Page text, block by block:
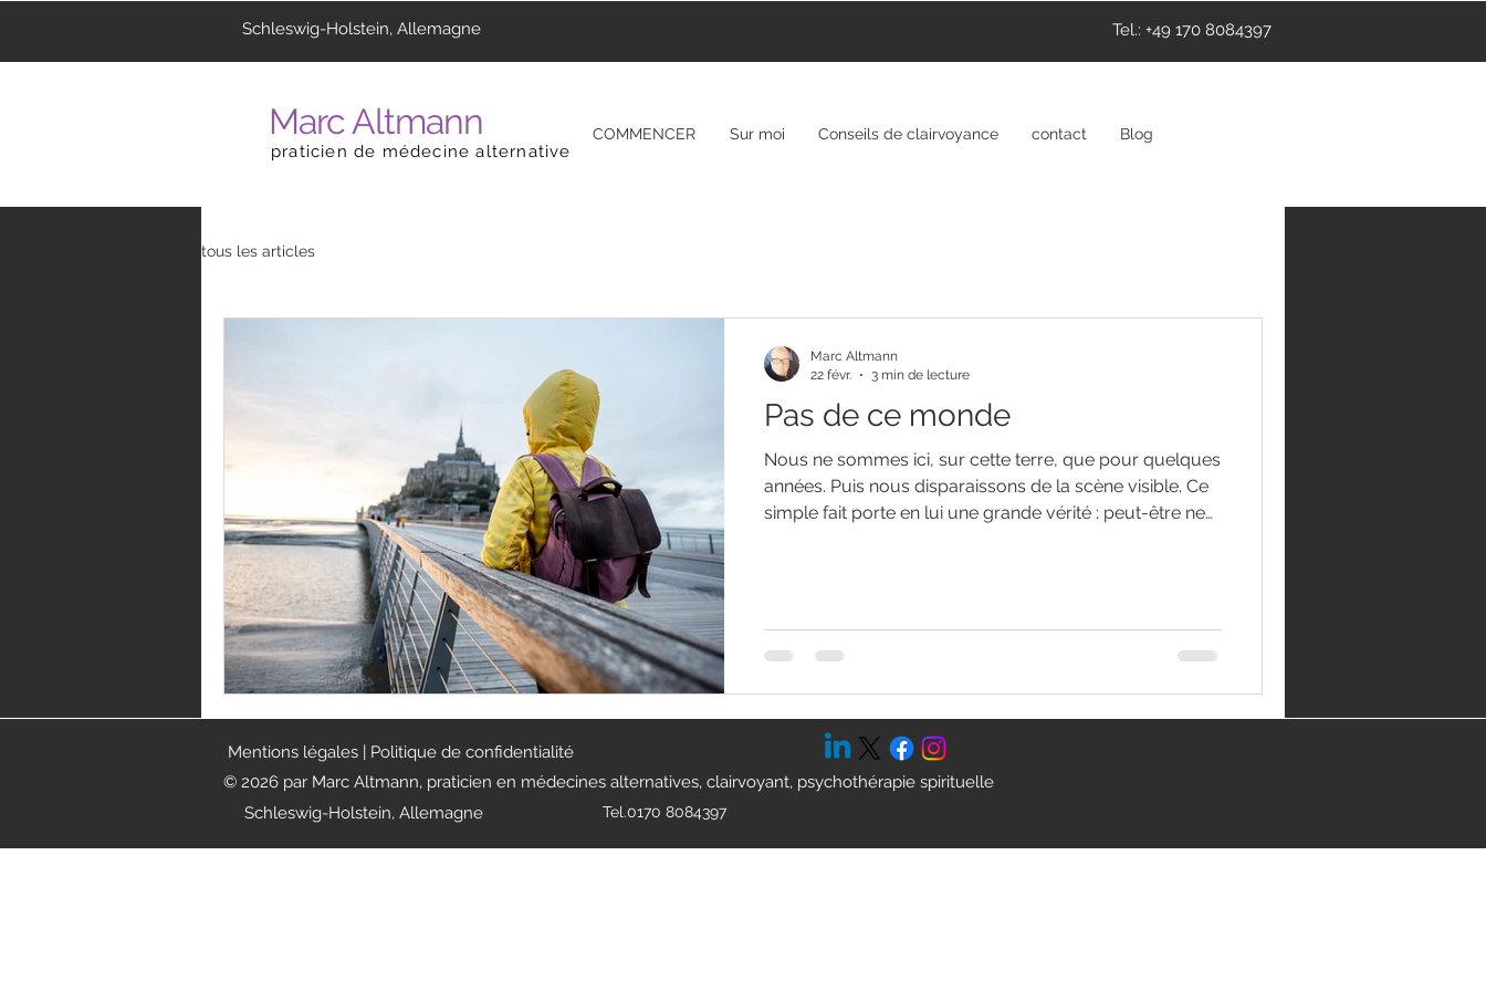
Schleswig-Holstein, Allemagne Tel.: +49 170 8084397
Marc Altmann
praticien de médecine alternative
COMMENCER Sur moi Conseils de clairvoyance contact Blog
tous les articles
Pas de ce monde
Nous ne sommes ici, sur cette terre, que pour quelques
années. Puis nous disparaissons de la scène visible. Ce
simple fait porte en lui une grande vérité : peut-être ne
cette incarnation ? Et pourquoi avons-nous choisi
vérité d
Marc Altmann
22 févr.
3 min de lecture
Mentions légales | Politique de confidentialité
© 2026 par Marc Altmann, praticien en médecines alternatives, clairvoyant, psychothérapie spirituelle
Tel.0170 8084397
Schleswig-Holstein, Allemagne